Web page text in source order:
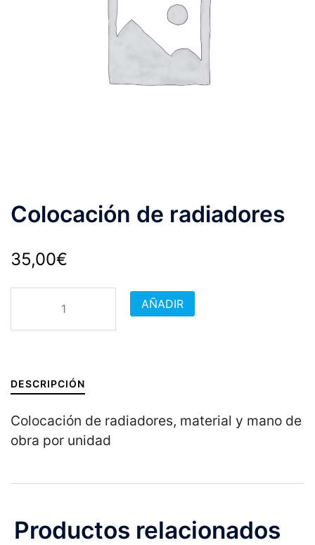
Colocación de radiadores
35,00€
radiadores
AÑADIR
DESCRIPCIÓN
Colocación de radiadores, material y mano de
obra por unidad
Productos relacionados